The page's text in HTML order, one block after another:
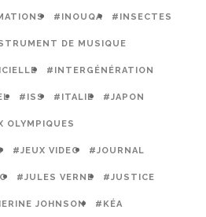
#INOUQA #INSECTES
DE MUSIQUE
#INTERGÉNÉRATION
#ISS #ITALIE #JAPON
OLYMPIQUES
#JEUX VIDEO #JOURNAL
#JULES VERNE #JUSTICE
JOHNSON #KÉA